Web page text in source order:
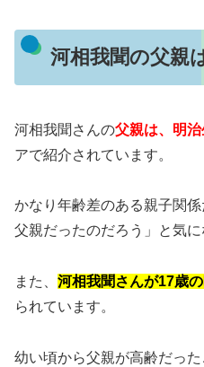
河相我聞の父親
河相我聞さんの父親は、明
アで紹介されています。
かなり年齢差のある親子関
父親だったのだろう」と気に
また、 河相我聞さんが17歳
られています。
幼い頃から父親が高齢だっ